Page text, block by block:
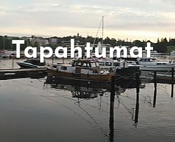
Tapahtumat